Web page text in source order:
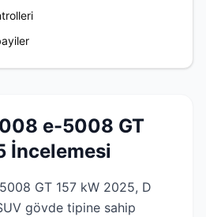
e-5008 GT
İncelemesi
GT 157 kW 2025, D
gövde tipine sahip